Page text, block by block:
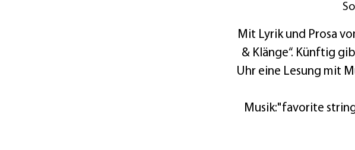
Mit Lyrik und Prosa
& Klänge“. Künftig
Uhr eine Lesung mit
Musik:"favorite